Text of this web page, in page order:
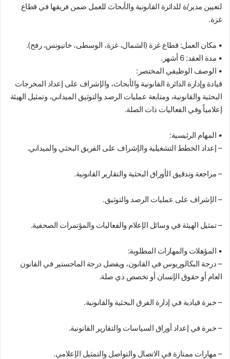
لتعيين مدير/ة للدائرة القانونية والأبحاث للعمل ضمن فريقها في قطاع
غزة.
• مكان العمل: قطاع غزة (الشمال، غزة، الوسطى، خانيونس، رفح).
• مدة العقد: 6 أشهر
.
• الوصف الوظيفي المختصر :
قيادة وإدارة الدائرة القانونية والأبحاث، والإشراف على إعداد المخرجات
البحثية والقانونية، ومتابعة عمليات الرصد والتوثيق الميداني، وتمثيل الهيئة
إعلامياً وفي الفعاليات ذات الصلة.
• المهام الرئيسية:
– إعداد الخطط التشغيلية والإشراف على الفريق البحثي والميداني.
– مراجعة وتدقيق الأوراق البحثية والتقارير القانونية.
– الإشراف على عمليات الرصد والتوثيق.
–تمثيل الهيئة في وسائل الإعلام والفعاليات والمؤتمرات الصحفية.
• المؤهلات والمهارات المطلوبة:
– درجة البكالوريوس في القانون، ويفضل درجة الماجستير في القانون
العام أو حقوق الإنسان أو تخصص ذي صلة.
–خبرة قيادية في إدارة الفرق البحثية والقانونية.
–خبرة في إعداد أوراق السياسات والتقارير القانونية.
– مهارات ممتازة في الاتصال والتواصل والتمثيل الإعلامي.